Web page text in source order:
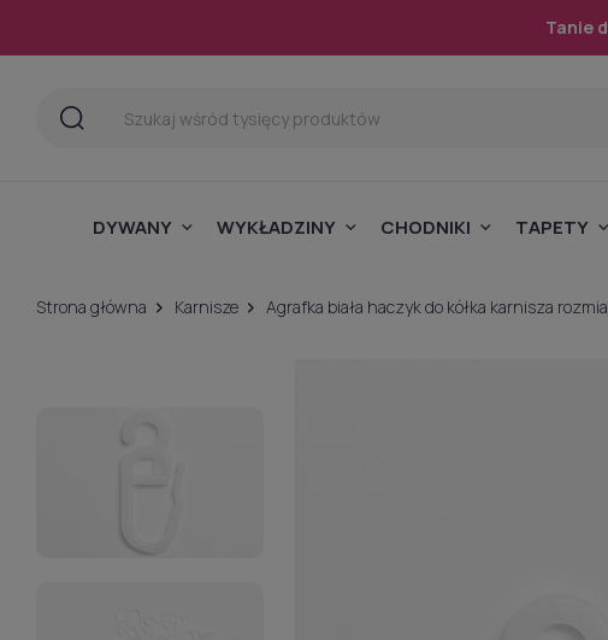
Tanie
DYWANY WYKŁADZINY CHODNIKI TAPETY
Strona główna Karnisze Agrafka biała haczyk do kółka karnisza